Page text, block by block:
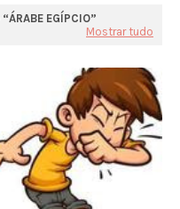
ÁRABE EGÍPCIO
Mostrar tudo